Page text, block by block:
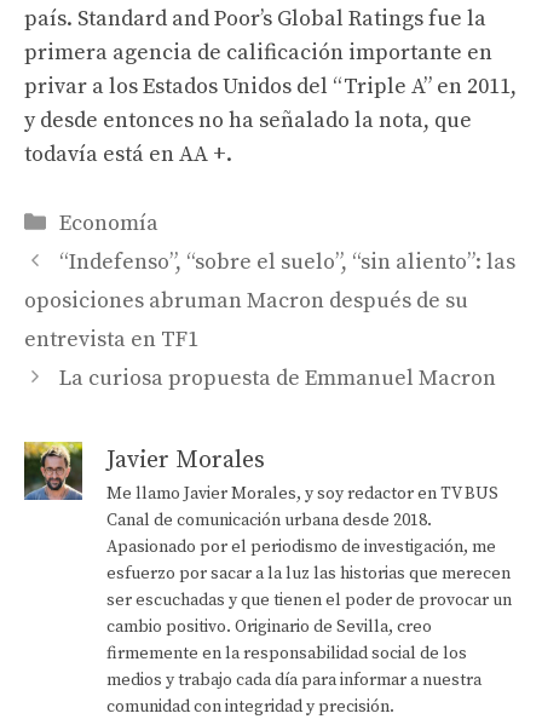
país. Standard and Poor’s Global Ratings fue la
primera agencia de calificación importante en
privar a los Estados Unidos del “Triple A” en 2011,
y desde entonces no ha señalado la nota, que
todavía está en AA +.
Categorías
Economía
“Indefenso”, “sobre el suelo”, “sin aliento”: las
oposiciones abruman Macron después de su
entrevista en TF1
La curiosa propuesta de Emmanuel Macron
Javier Morales
Me llamo Javier Morales, y soy redactor en TV BUS
Canal de comunicación urbana desde 2018.
Apasionado por el periodismo de investigación, me
esfuerzo por sacar a la luz las historias que merecen
ser escuchadas y que tienen el poder de provocar un
cambio positivo. Originario de Sevilla, creo
firmemente en la responsabilidad social de los
medios y trabajo cada día para informar a nuestra
comunidad con integridad y precisión.